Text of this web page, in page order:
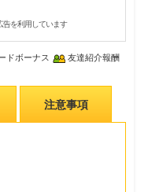
告を利用しています
ドボーナス 友達紹介報酬
注意事項